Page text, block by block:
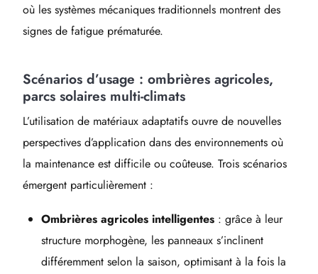
où les systèmes mécaniques traditionnels montrent des
signes de fatigue prématurée.
Scénarios d’usage : ombrières agricoles,
parcs solaires multi-climats
L’utilisation de matériaux adaptatifs ouvre de nouvelles
perspectives d’application dans des environnements où
la maintenance est difficile ou coûteuse. Trois scénarios
émergent particulièrement :
Ombrières agricoles intelligentes : grâce à leur
structure morphogène, les panneaux s’inclinent
différemment selon la saison, optimisant à la fois la